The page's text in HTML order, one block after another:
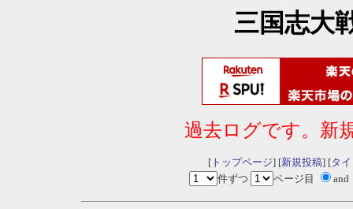
三国志大
過去ログです。新
[トップページ] [新規投稿] [タ
件ずつ
ページ目 and